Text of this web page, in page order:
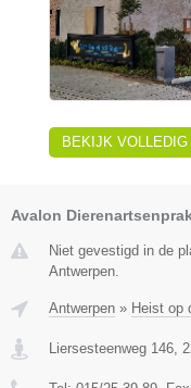
BEKIJK
Avalon
Niet gevestigd in de
Antwerpen.
Antwerpen » Heist op
Liersesteenweg 146,